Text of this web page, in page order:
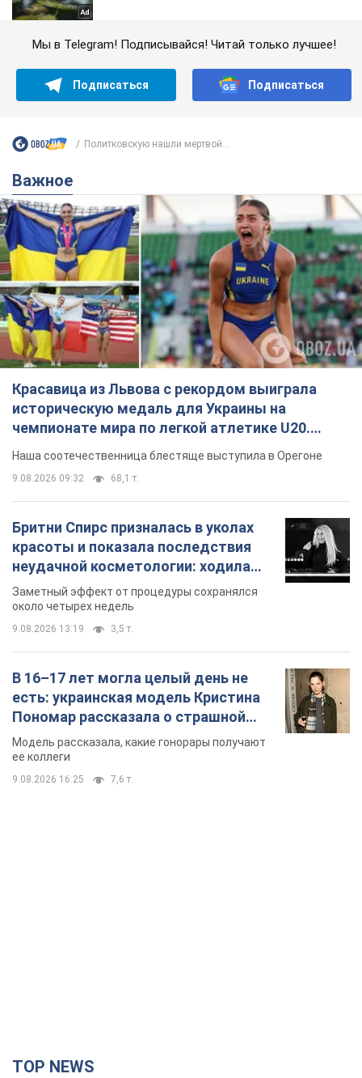
Мы в Telegram! Подписывайся! Читай только лучшее!
Подписаться Подписаться
Политковскую нашли мертвой...
Важное
Красавица из Львова с рекордом выиграла
историческую медаль для Украины на
чемпионате мира по легкой атлетике U20.
Видео
Наша соотечественница блестяще выступила в Орегоне
9.08.2026 09:32 68,1 т.
Бритни Спирс призналась в уколах
красоты и показала последствия
неудачной косметологии: ходила
так почти месяц
Заметный эффект от процедуры сохранялся
около четырех недель
9.08.2026 13:19 3,5 т.
В 16–17 лет могла целый день не
есть: украинская модель Кристина
Пономар рассказала о страшной
стороне модельной карьеры
Модель рассказала, какие гонорары получают
ее коллеги
9.08.2026 16:25 7,6 т.
TOP NEWS